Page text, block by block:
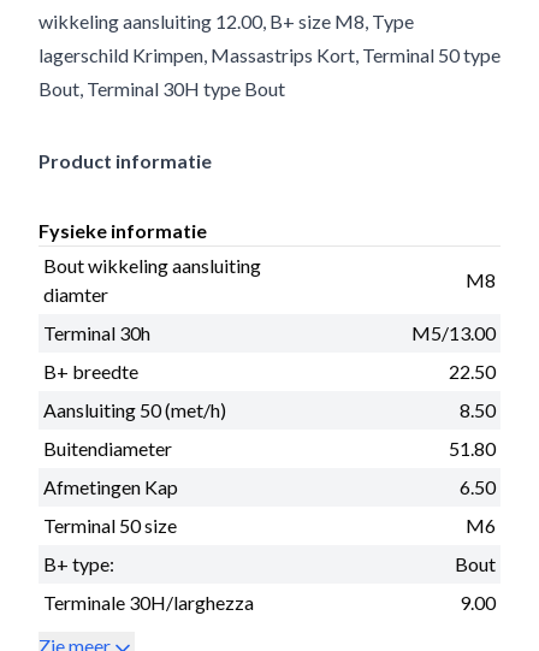
wikkeling aansluiting 12.00, B+ size M8, Type
lagerschild Krimpen, Massastrips Kort, Terminal 50 type
Bout, Terminal 30H type Bout
Product informatie
Fysieke informatie
Bout wikkeling aansluiting
diamter
M8
Terminal 30h
M5/13.00
B+ breedte
22.50
Aansluiting 50 (met/h)
8.50
Buitendiameter
51.80
Afmetingen Kap
6.50
Terminal 50 size
M6
B+ type:
Bout
Terminale 30H/larghezza
9.00
Zie meer